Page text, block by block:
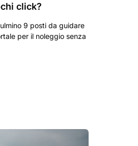
click?
9 posti da guidare
per il noleggio senza